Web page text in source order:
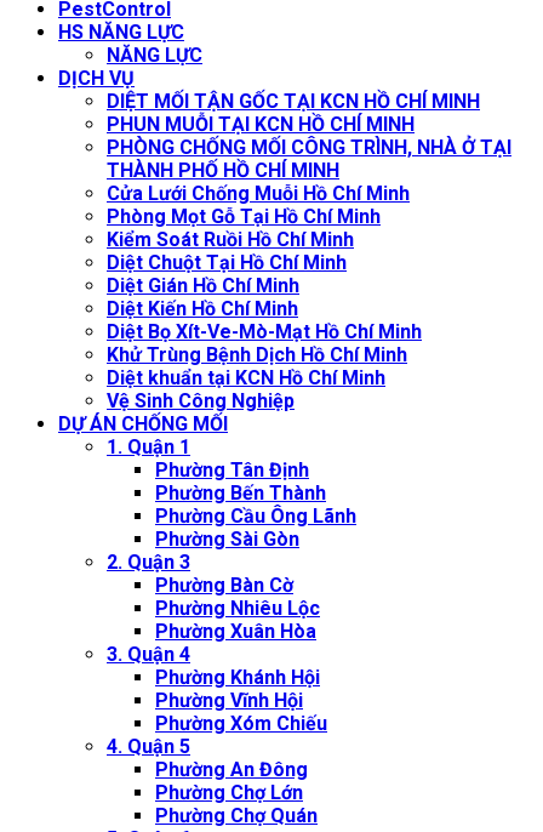
PestControl
HS NĂNG LỰC
NĂNG LỰC
DỊCH VỤ
DIỆT MỐI TẬN GỐC TẠI KCN HỒ CHÍ MINH
PHUN MUỖI TẠI KCN HỒ CHÍ MINH
PHÒNG CHỐNG MỐI CÔNG TRÌNH, NHÀ Ở TẠI
THÀNH PHỐ HỒ CHÍ MINH
Cửa Lưới Chống Muỗi Hồ Chí Minh
Phòng Mọt Gỗ Tại Hồ Chí Minh
Kiểm Soát Ruồi Hồ Chí Minh
Diệt Chuột Tại Hồ Chí Minh
Diệt Gián Hồ Chí Minh
Diệt Kiến Hồ Chí Minh
Diệt Bọ Xít-Ve-Mò-Mạt Hồ Chí Minh
Khử Trùng Bệnh Dịch Hồ Chí Minh
Diệt khuẩn tại KCN Hồ Chí Minh
Vệ Sinh Công Nghiệp
DỰ ÁN CHỐNG MỐI
1. Quận 1
Phường Tân Định
Phường Bến Thành
Phường Cầu Ông Lãnh
Phường Sài Gòn
2. Quận 3
Phường Bàn Cờ
Phường Nhiêu Lộc
Phường Xuân Hòa
3. Quận 4
Phường Khánh Hội
Phường Vĩnh Hội
Phường Xóm Chiếu
4. Quận 5
Phường An Đông
Phường Chợ Lớn
Phường Chợ Quán